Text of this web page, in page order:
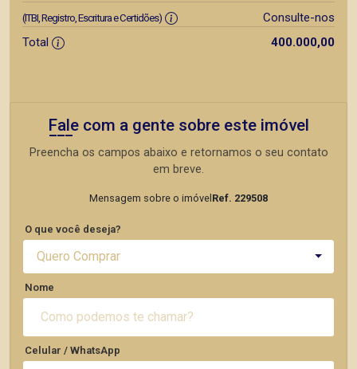
(ITBI, Registro, Escritura e Certidões)
Consulte-nos
Total
400.000,00
Fale com a gente sobre este imóvel
Preencha os campos abaixo e retornamos o seu contato
em breve.
Mensagem sobre o imóvel Ref. 229508
O que você deseja?
Quero Comprar
Nome
Celular / WhatsApp